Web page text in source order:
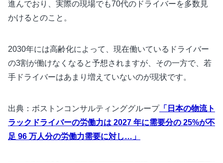
進んでおり、実際の現場でも70代のドライバーを多数見
かけるとのこと。
2030年には高齢化によって、現在働いているドライバー
の3割が働けなくなると予想されますが、その一方で、若
手ドライバーはあまり増えていないのが現状です。
出典：ボストンコンサルティンググループ「日本の物流ト
ラックドライバーの労働力は 2027 年に需要分の 25%が不
足 96 万人分の労働力需要に対し…」